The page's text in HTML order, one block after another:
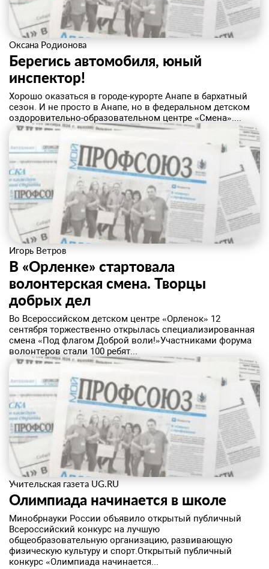
Оксана Родионова
Берегись автомобиля, юный
инспектор!
​Хорошо оказаться в городе-курорте Анапе в бархатный
сезон. И не просто в Анапе, но в федеральном детском
оздоровительно-образовательном центре «Смена»....
Игорь Ветров
В «Орленке» стартовала
волонтерская смена. Творцы
добрых дел
Во Всероссийском детском центре «Орленок» 12
сентября торжественно открылась специализированная
смена «Под флагом Доброй воли!»Участниками форума
волонтеров стали 100 ребят...
Учительская газета UG.RU
​Олимпиада начинается в школе
Минобрнауки России объявило открытый публичный
Всероссийский конкурс на лучшую
общеобразовательную организацию, развивающую
физическую культуру и спорт.Открытый публичный
конкурс «Олимпиада начинается...